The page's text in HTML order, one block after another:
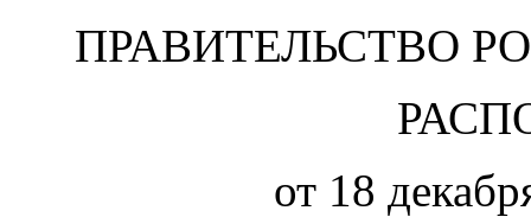
14.01.2022 11:25:00 0+
ПРАВИТЕЛЬСТВО